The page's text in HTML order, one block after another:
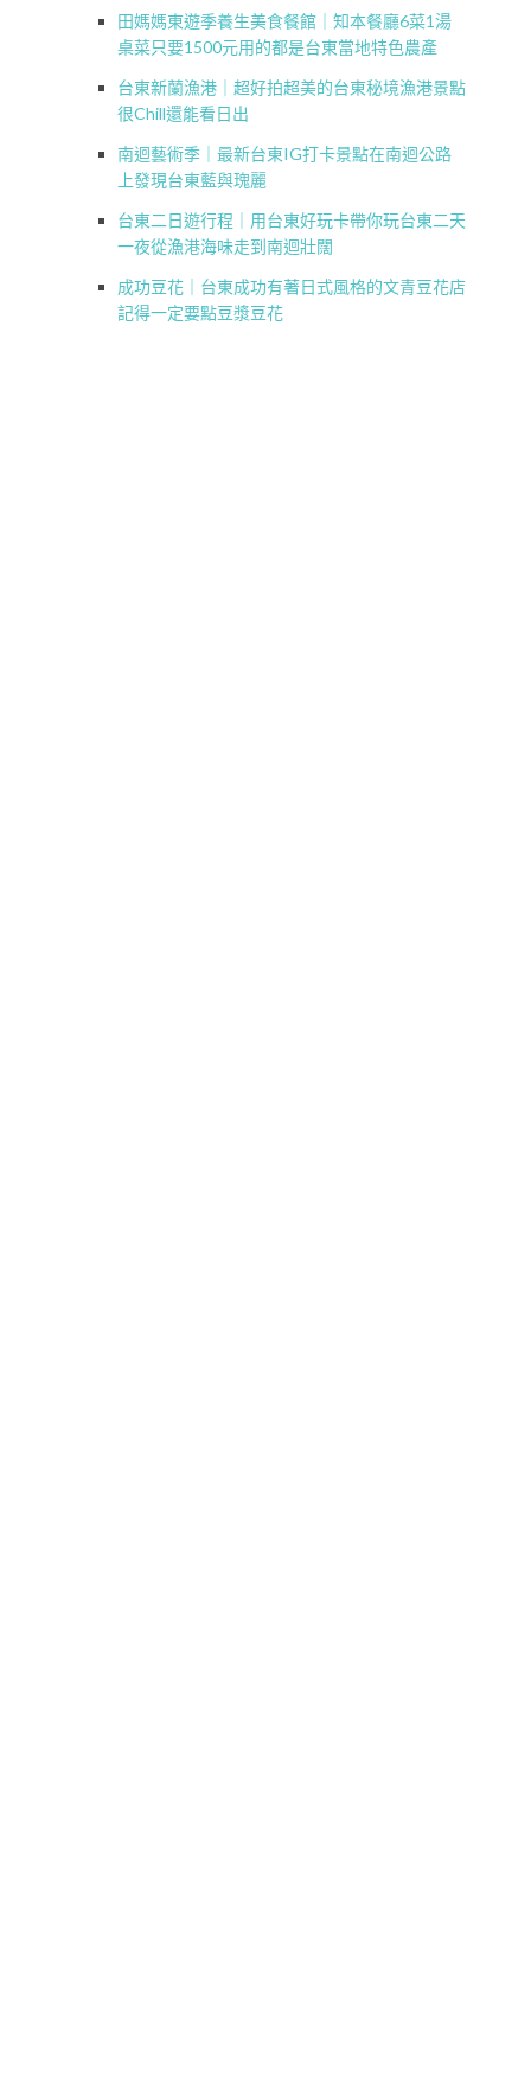
田媽媽東遊季養生美食餐館｜知本餐廳6菜1湯
桌菜只要1500元用的都是台東當地特色農產
台東新蘭漁港｜超好拍超美的台東秘境漁港景點
很Chill還能看日出
南迴藝術季｜最新台東IG打卡景點在南迴公路
上發現台東藍與瑰麗
台東二日遊行程｜用台東好玩卡帶你玩台東二天
一夜從漁港海味走到南迴壯闊
成功豆花｜台東成功有著日式風格的文青豆花店
記得一定要點豆漿豆花